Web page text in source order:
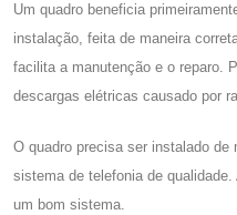
Um quadro beneficia
instalação, feita de maneira
facilita a manutenção e o reparo.
descargas elétricas causado por
O quadro precisa ser instalado de
sistema de telefonia de
um bom sistema.